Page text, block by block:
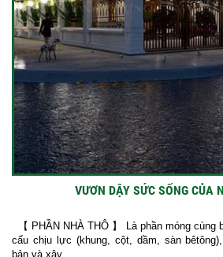
VƯƠN DẬY SỨC SỐNG CỦA
【 PHẦN NHÀ THÔ 】 Là phần móng cùng
cấu chịu lực (khung, cột, dầm, sàn
bản và xây...